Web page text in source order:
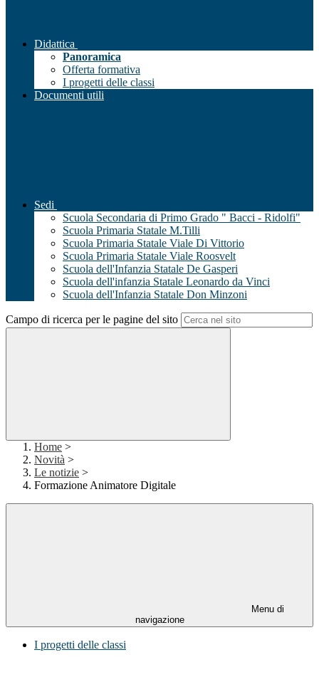
Didattica
Panoramica
Offerta formativa
I progetti delle classi
Documenti utili
Sedi
Scuola Secondaria di Primo Grado " Bacci - Ridolfi"
Scuola Primaria Statale M.Tilli
Scuola Primaria Statale Viale Di Vittorio
Scuola Primaria Statale Viale Roosvelt
Scuola dell'Infanzia Statale De Gasperi
Scuola dell'infanzia Statale Leonardo da Vinci
Scuola dell'Infanzia Statale Don Minzoni
Campo di ricerca per le pagine del sito
Home >
Novità >
Le notizie >
Formazione Animatore Digitale
Menu di
navigazione
I progetti delle classi